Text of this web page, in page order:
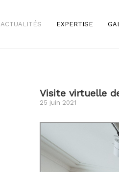
ACTUALITÉS EXPERTISE
Visite virtuelle
25 juin 2021